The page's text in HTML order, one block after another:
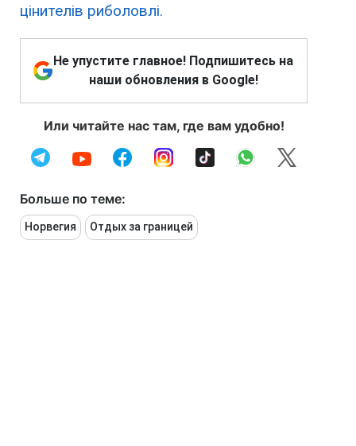
цінителів риболовлі.
Не упустите главное! Подпишитесь на
наши обновления в Google!
Или читайте нас там, где вам удобно!
Больше по теме:
Норвегия Отдых за границей